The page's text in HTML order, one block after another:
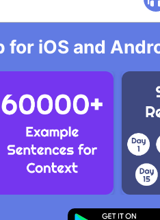
for iOS and